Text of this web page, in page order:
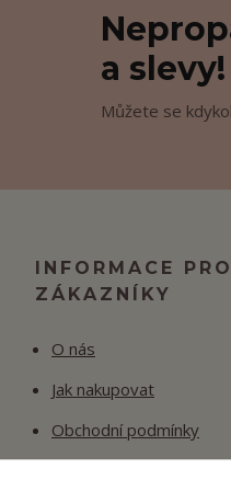
a slevy!
Můžete se
INFORMACE PRO
ZÁKAZNÍKY
O nás
Jak nakupovat
Obchodní podmínky